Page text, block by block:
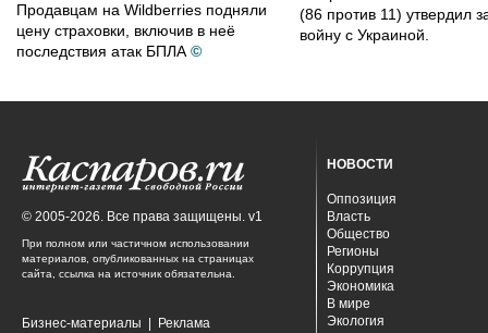
Продавцам на Wildberries подняли
цену страховки, включив в неё
последствия атак БПЛА ©
(86 против 11) утвердил
войну с Украиной.
© 2005-2026. Все права защищены. v1
При полном или частичном использовании
материалов, опубликованных на страницах
сайта, ссылка на источник обязательна.
Бизнес-материалы Реклама
НОВОСТИ
Оппозиция
Власть
Общество
Регионы
Коррупция
Экономика
В мире
Экология